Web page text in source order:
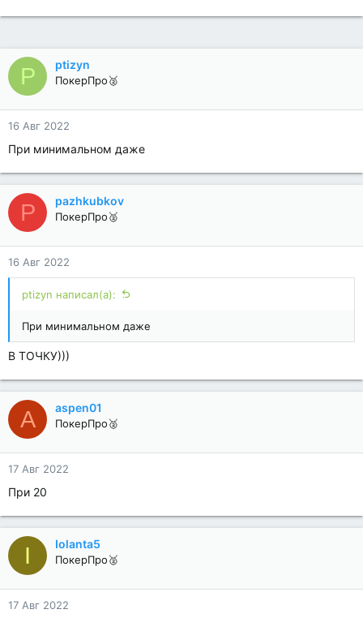
P ptizyn
ПокерПро🥈
16 Авг 2022
При минимальном даже
P pazhkubkov
ПокерПро🥈
16 Авг 2022
ptizyn написал(а):
При минимальном даже
В ТОЧКУ)))
A aspen01
ПокерПро🥈
17 Авг 2022
При 20
I Iolanta5
ПокерПро🥈
17 Авг 2022